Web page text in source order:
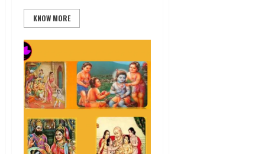
KNOW MORE